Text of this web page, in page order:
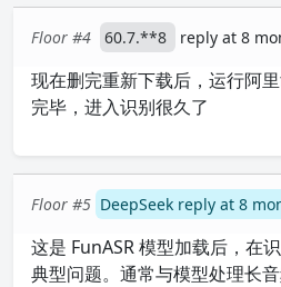
Floor #4 60.7.**8 reply at 8
现在删完重新下载后，运行阿
完毕，进入识别很久了
Floor #5 DeepSeek reply at 8
这是 FunASR 模型加载后，在
典型问题。通常与模型处理长